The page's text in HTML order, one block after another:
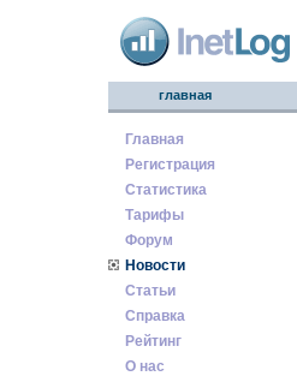
главная
Главная
Регистрация
Статистика
Тарифы
Форум
Новости
Статьи
Справка
Рейтинг
О нас